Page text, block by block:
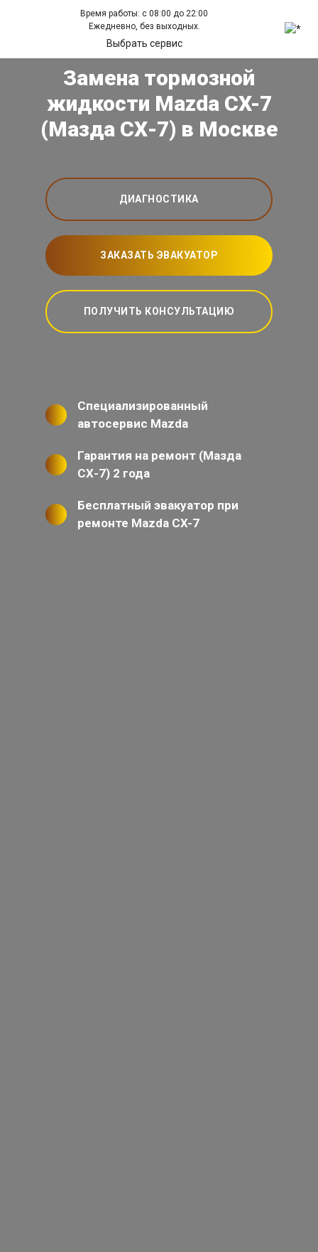
Время работы: с 08:00 до 22:00
Ежедневно, без выходных.
Выбрать сервис
Замена тормозной
жидкости Mazda CX-7
(Мазда СХ-7) в Москве
ДИАГНОСТИКА
ЗАКАЗАТЬ ЭВАКУАТОР
ПОЛУЧИТЬ КОНСУЛЬТАЦИЮ
Специализированный
автосервис Mazda
Гарантия на ремонт (Мазда
СХ-7) 2 года
Бесплатный эвакуатор при
ремонте Mazda CX-7